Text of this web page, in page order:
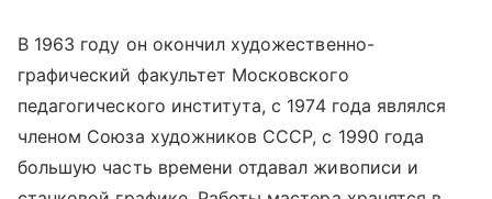
В 1963 году он окончил художественно-
графический факультет Московского
педагогического института, с 1974 года являлся
членом Союза художников СССР, с 1990 года
большую часть времени отдавал живописи и